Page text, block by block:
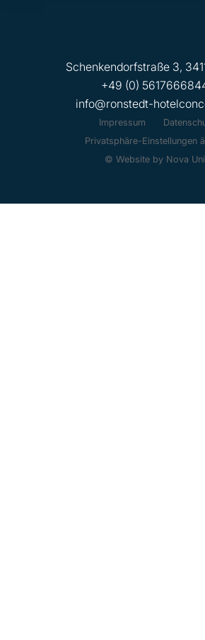
Schenkendorfstraße 3,
+49 (0)
info@ronstedt-
Impressum
Privatsphäre-Einstellungen
© Website by Nova